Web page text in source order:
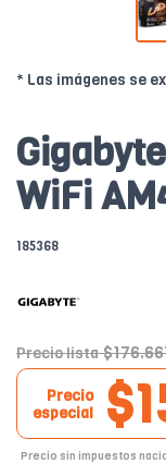
* Las imágenes se
WiFi
185368
Precio lista
Precio
especial
Precio sin impuestos